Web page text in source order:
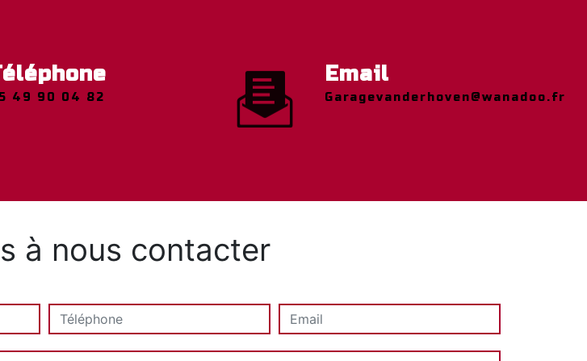
49 90 04 82
Email
garagevanderhoven@wanadoo.fr
à nous contacter